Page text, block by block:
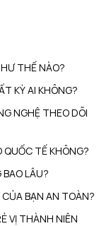
THẾ NÀO?
KỲ AI KHÔNG?
NGHỆ THEO DÕI
TẾ KHÔNG?
LÂU?
BẠN AN TOÀN?
VỊ THÀNH NIÊN